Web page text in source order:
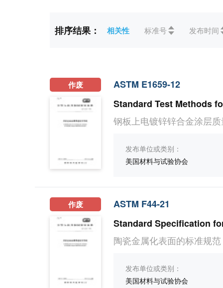
标准状态 全部 现行(676) 历史
L电子元器件与信息技术(7)
排序结果： 相关性 标准号 发布时间
作废 ASTM E1659-12
钢板上电镀锌锌合金涂层
发布单位或类别：
美国材料与试验协会
作废
ASTM F44-21
Standard Specification
陶瓷金属化表面的标准规范
发布单位或类别：
美国材料与试验协会